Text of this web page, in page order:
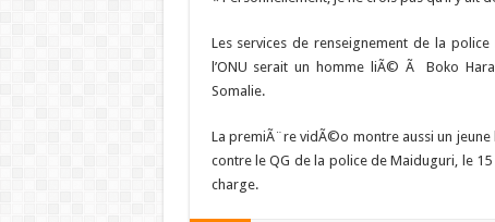
Les services de renseignement de la
l’ONU serait un homme liÃ© Ã Boko
Somalie.
La premiÃ¨re vidÃ©o montre aussi un
contre le QG de la police de Maiduguri, le
charge.